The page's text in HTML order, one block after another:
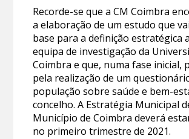
Recorde-se que a CM Coimbra
a elaboração de um estudo que
base para a definição estratégica
equipa de investigação da
Coimbra e que, numa fase inicial,
pela realização de um
população sobre saúde e bem-
concelho. A Estratégia Municipal
Município de Coimbra deverá
no primeiro trimestre de 2021.